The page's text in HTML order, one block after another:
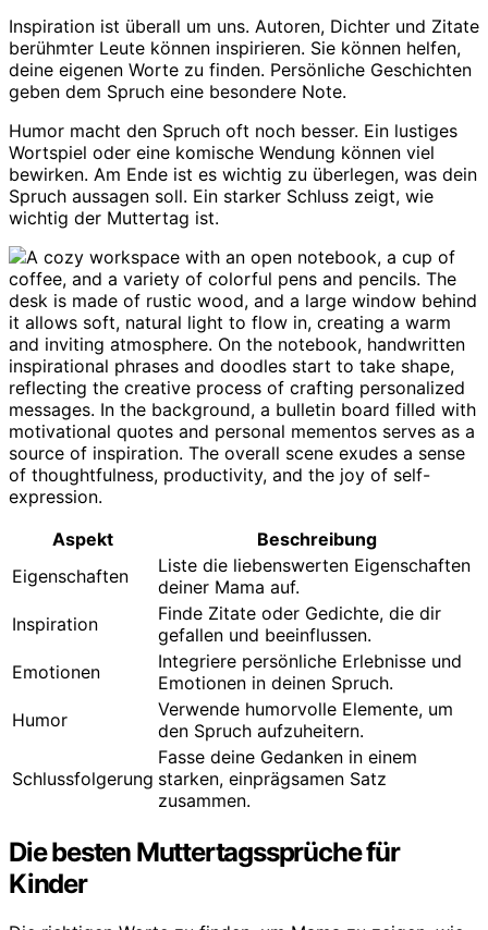
Inspiration ist überall um uns. Autoren, Dichter und Zitate
berühmter Leute können inspirieren. Sie können helfen,
deine eigenen Worte zu finden. Persönliche Geschichten
geben dem Spruch eine besondere Note.
Humor macht den Spruch oft noch besser. Ein lustiges
Wortspiel oder eine komische Wendung können viel
bewirken. Am Ende ist es wichtig zu überlegen, was dein
Spruch aussagen soll. Ein starker Schluss zeigt, wie
wichtig der Muttertag ist.
Aspekt
Beschreibung
Eigenschaften
Liste die liebenswerten Eigenschaften
deiner Mama auf.
Inspiration
Finde Zitate oder Gedichte, die dir
gefallen und beeinflussen.
Emotionen
Integriere persönliche Erlebnisse und
Emotionen in deinen Spruch.
Humor
Verwende humorvolle Elemente, um
den Spruch aufzuheitern.
Schlussfolgerung
Fasse deine Gedanken in einem
starken, einprägsamen Satz
zusammen.
Die besten Muttertagssprüche für
Kinder